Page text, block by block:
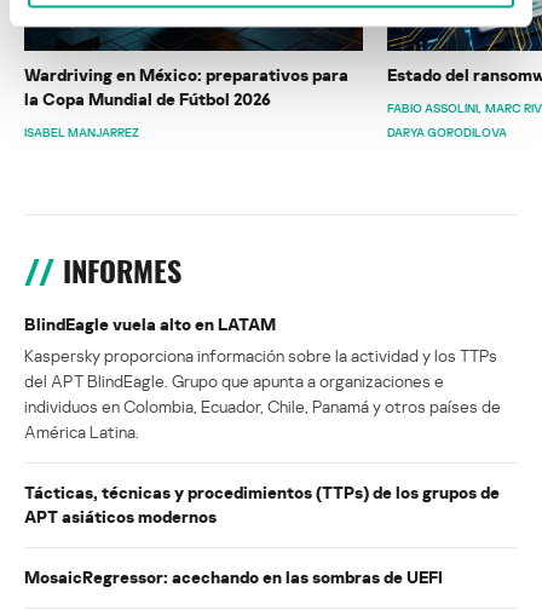
Wardriving en México: preparativos para
la Copa Mundial de Fútbol 2026
ISABEL MANJARREZ
Estado del
FABIO ASSOLINI MARC
DARYA GORODILOVA
INFORMES
BlindEagle vuela alto en LATAM
Kaspersky proporciona información sobre la actividad y los TTPs
del APT BlindEagle. Grupo que apunta a organizaciones e
individuos en Colombia, Ecuador, Chile, Panamá y otros países de
América Latina.
Tácticas, técnicas y procedimientos (TTPs) de los grupos de
APT asiáticos modernos
MosaicRegressor: acechando en las sombras de UEFI